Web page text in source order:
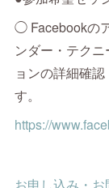
◯ Facebookの
ンダー・テク
ョンの詳細確
す。
https://